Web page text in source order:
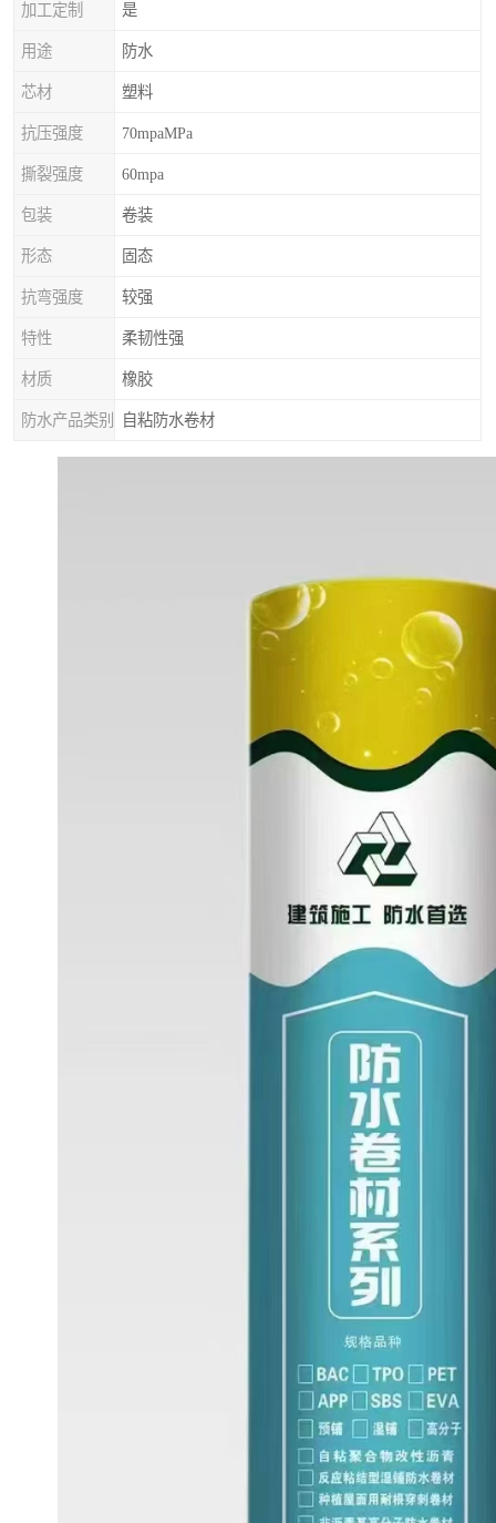
加工定制 是
用途 防水
芯材 塑料
抗压强度 70mpaMPa
撕裂强度 60mpa
包装 卷装
形态 固态
抗弯强度 较强
特性 柔韧性强
材质 橡胶
防水产品类别 自粘防水卷材